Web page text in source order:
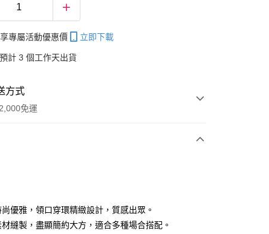
專屬活動優惠價 立即下載
計 3 個工作天出貨
方式
免運
款
優雅，領口穿環精緻設計，質感出眾。
縫製，盡顯簡約大方，適合多種場合搭配。